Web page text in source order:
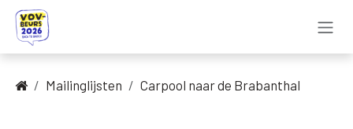
Overslaan naar inhoud
Mailinglijsten Carpool naar de Brabanthal